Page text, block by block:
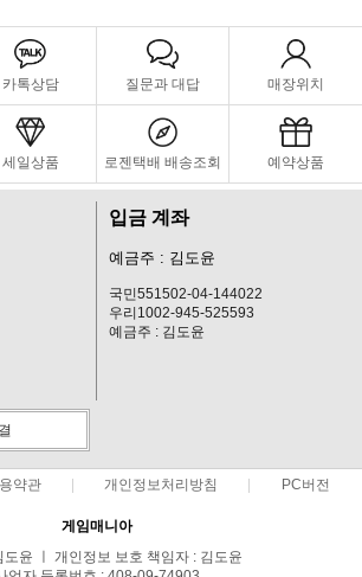
카톡상담 질문과 대답 매장위치
세일상품 로젠택배 배송조회 예약상품
입금 계좌
예금주 : 김도윤
국민551502-04-144022
우리1002-945-525593
예금주 : 김도윤
약관 개인정보처리방침 PC버전
게임매니아
도윤 ㅣ 개인정보 보호 책임자 : 김도윤